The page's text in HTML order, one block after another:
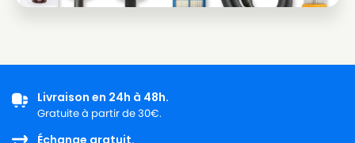
LG-
LG-GOLDSTAR TB 39
LG-
GOLDSTAR
LG-GOLDSTAR TURBO 2700
Livraison en 24h à 48h.
Gratuite à partir de 30€.
Échange gratuit.